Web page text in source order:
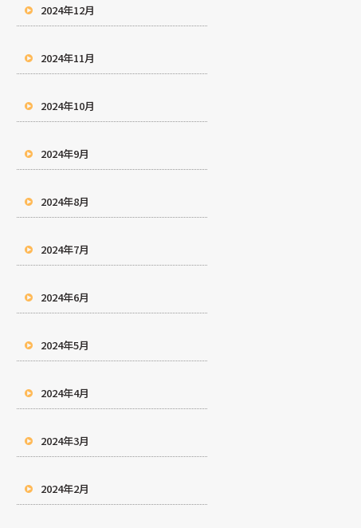
2024年12月
2024年11月
2024年10月
2024年9月
2024年8月
2024年7月
2024年6月
2024年5月
2024年4月
2024年3月
2024年2月